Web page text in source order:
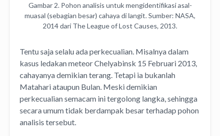
Gambar 2. Pohon analisis untuk mengidentifikasi asal-
muasal (sebagian besar) cahaya di langit. Sumber: NASA,
2014 dari The League of Lost Causes, 2013.
Tentu saja selalu ada perkecualian. Misalnya dalam
kasus ledakan meteor Chelyabinsk 15 Februari 2013,
cahayanya demikian terang. Tetapi ia bukanlah
Matahari ataupun Bulan. Meski demikian
perkecualian semacam ini tergolong langka, sehingga
secara umum tidak berdampak besar terhadap pohon
analisis tersebut.